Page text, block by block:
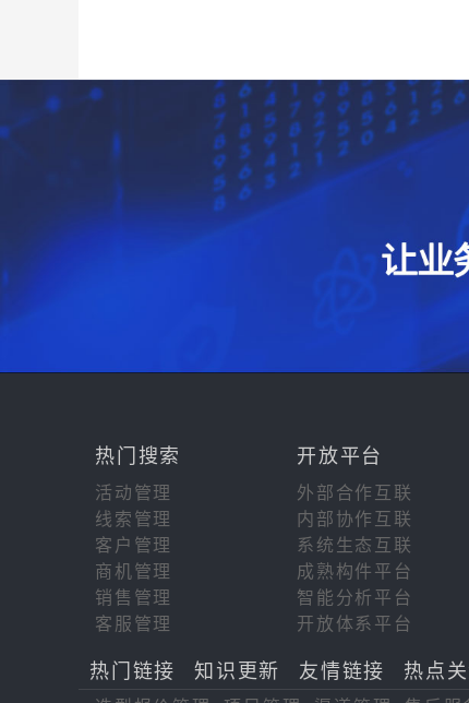
热门搜索 开放平台
活动管理
外部合作互联
线索管理
内部协作互联
客户管理
系统生态互联
商机管理
成熟构件平台
销售管理
智能分析平台
客服管理
开放体系平台
热门链接 知识更新 友情链接 热点